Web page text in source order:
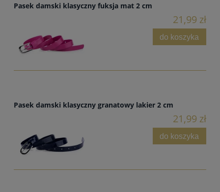
Pasek damski klasyczny fuksja mat 2 cm
21,99 zł
do koszyka
Pasek damski klasyczny granatowy lakier 2 cm
21,99 zł
do koszyka